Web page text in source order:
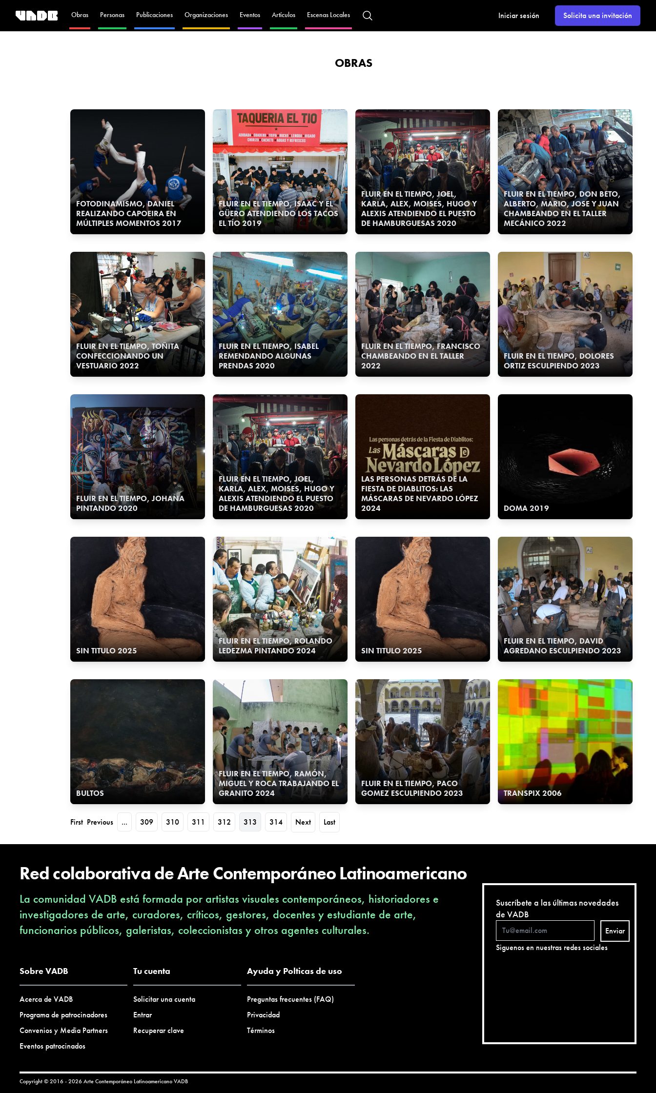
Obras Personas Publicaciones Organizaciones Eventos Artículos Escenas Locales Iniciar sesión Solicita una invitación
OBRAS
FOTODINAMISMO, DANIEL
REALIZANDO CAPOEIRA EN
MÚLTIPLES MOMENTOS 2017
FLUIR EN EL TIEMPO, ISAAC Y EL
GÜERO ATENDIENDO LOS TACOS
EL TÍO 2019
FLUIR EN EL TIEMPO, JOEL,
KARLA, ALEX, MOISES, HUGO Y
ALEXIS ATENDIENDO EL PUESTO
DE HAMBURGUESAS 2020
FLUIR EN EL TIEMPO, DON BETO,
ALBERTO, MARIO, JOSE Y JUAN
CHAMBEANDO EN EL TALLER
MECÁNICO 2022
FLUIR EN EL TIEMPO, TOÑITA
CONFECCIONANDO UN
VESTUARIO 2022
FLUIR EN EL TIEMPO, ISABEL
REMENDANDO ALGUNAS
PRENDAS 2020
FLUIR EN EL TIEMPO, FRANCISCO
CHAMBEANDO EN EL TALLER
2022
FLUIR EN EL TIEMPO, DOLORES
ORTIZ ESCULPIENDO 2023
FLUIR EN EL TIEMPO, JOHANA
PINTANDO 2020
FLUIR EN EL TIEMPO, JOEL,
KARLA, ALEX, MOISES, HUGO Y
ALEXIS ATENDIENDO EL PUESTO
DE HAMBURGUESAS 2020
LAS PERSONAS DETRÁS DE LA
FIESTA DE DIABLITOS: LAS
MÁSCARAS DE NEVARDO LÓPEZ
2024
DOMA 2019
SIN TITULO 2025
FLUIR EN EL TIEMPO, ROLANDO
LEDEZMA PINTANDO 2024
SIN TITULO 2025
FLUIR EN EL TIEMPO, DAVID
AGREDANO ESCULPIENDO 2023
BULTOS
FLUIR EN EL TIEMPO, RAMÓN,
MIGUEL Y ROCA TRABAJANDO EL
GRANITO 2024
FLUIR EN EL TIEMPO, PACO
GOMEZ ESCULPIENDO 2023
TRANSPIX 2006
First Previous ... 309 310 311 312 313 314 Next Last
Red colaborativa de Arte Contemporáneo Latinoamericano
La comunidad VADB está formada por artistas visuales contemporáneos, historiadores e
investigadores de arte, curadores, críticos, gestores, docentes y estudiante de arte,
funcionarios públicos, galeristas, coleccionistas y otros agentes culturales.
Sobre VADB
Acerca de VADB
Programa de patrocinadores
Convenios y Media Partners
Eventos patrocinados
Tu cuenta
Solicitar una cuenta
Entrar
Recuperar clave
Ayuda y Polticas de uso
Preguntas frecuentes (FAQ)
Privacidad
Términos
Suscríbete a las últimas novedades
de VADB
Enviar
Siguenos en nuestras redes sociales
Copyright © 2016 - 2026 Arte Contemporáneo LatinoamericanoVADB